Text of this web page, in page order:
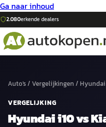
Ga naar inhoud
2.080erkende dealers
Auto's/ Vergelijkingen / Hyundai
VERGELIJKING
Hyundai i10vs